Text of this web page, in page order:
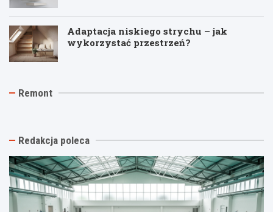
Adaptacja niskiego strychu – jak
wykorzystać przestrzeń?
Remont
o
w
b
u
r
z
a
n
o
w
y
k
y
n
s
t
a
r
Redakcja poleca